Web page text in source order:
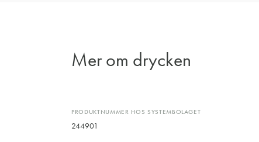
Mer om drycken
PRODUKTNUMMER HOS SYSTEMBOLAGET
244901